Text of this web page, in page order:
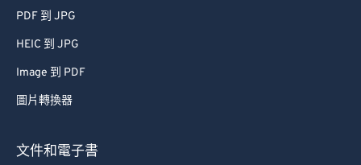
PDF 到 JPG
HEIC 到 JPG
Image 到 PDF
圖片轉換器
文件和電子書